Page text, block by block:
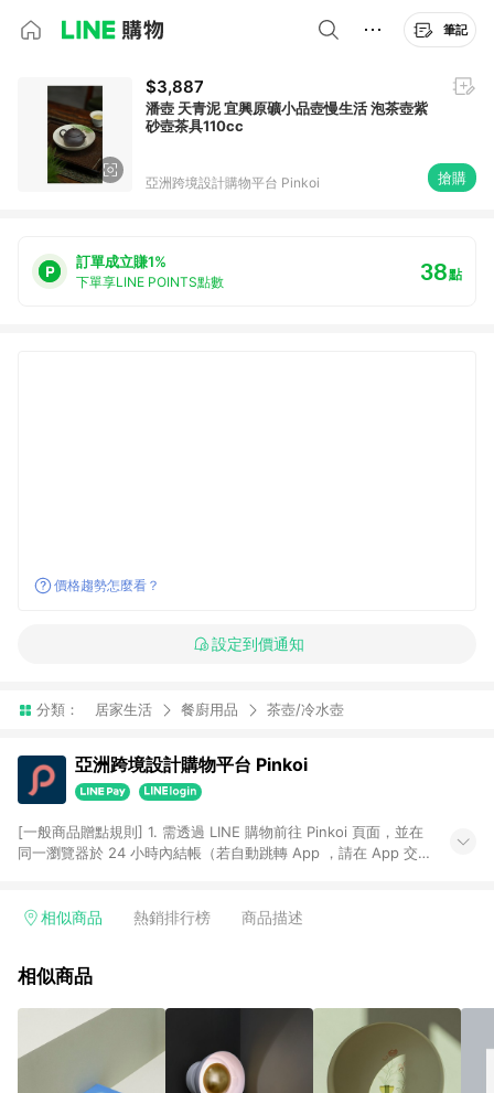
筆記
$3,887
潘壺 天青泥 宜興原礦小品壺慢生活 泡茶壺紫
砂壺茶具110cc
亞洲跨境設計購物平台 Pinkoi 搶購
訂單成立賺1%
下單享LINE POINTS點數 38點
價格趨勢怎麼看？
設定到價通知
分類： 居家生活 餐廚用品 茶壺/冷水壺
亞洲跨境設計購物平台 Pinkoi
[一般商品贈點規則] 1. 需透過 LINE 購物前往 Pinkoi 頁面，並在
同一瀏覽器於 24 小時內結帳（若自動跳轉 App ，請在 App 交
回饋訂單不得享有 Pinkoi 站方優惠，例如首購優惠，P coins，
行為，不具贈點資格，部分退款不在此限。 6. APP 請更新至
貨後 45 天後發送。 8. 群眾募資商品，禮物卡，開館保證金，補
運費，攤位費等不具贈點資格。 9. LINE 購物站上之商品規格、
顏色、價位、贈品如與 Pinkoi 商品資訊頁及購物車不符，以
Pinkoi 購物商品資訊頁及購物車標示為準。 10. 點數紅包使用規
相似商品 熱銷排行榜 商品描述
相似商品